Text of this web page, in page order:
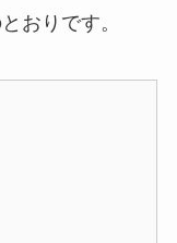
おりです。